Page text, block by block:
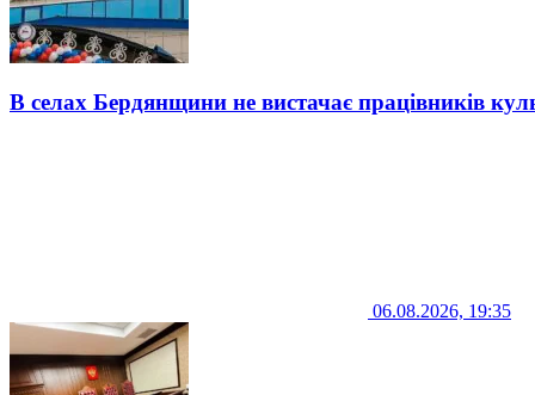
В селах Бердянщини не вистачає працівників
06.08.2026, 19:35